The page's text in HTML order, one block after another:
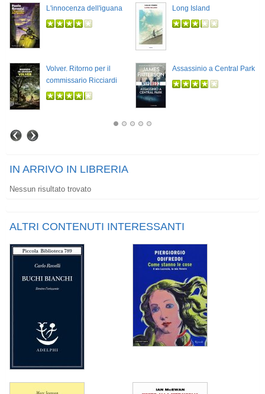
L'innocenza dell'iguana Long Island
Volver. Ritorno per il
commissario Ricciardi
Assassinio a Central Park
IN ARRIVO IN LIBRERIA
Nessun risultato trovato
ALTRI CONTENUTI INTERESSANTI